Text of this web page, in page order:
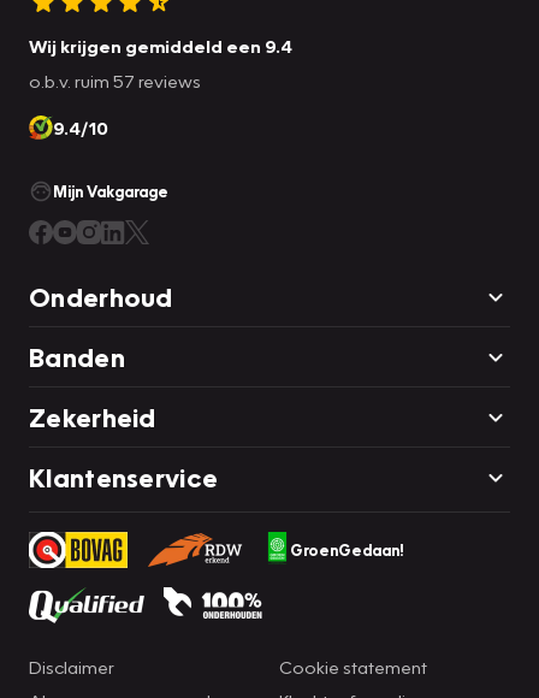
Wij krijgen gemiddeld een 9.4
o.b.v. ruim 57 reviews
9.4/10
Mijn Vakgarage
Onderhoud
Banden
Zekerheid
Klantenservice
GroenGedaan!
Disclaimer
Cookie statement